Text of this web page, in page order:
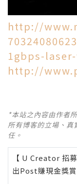
http://
1gbps-
http://
*本站之內容由作者
所有博客的立場、
任。
【 U Creator 招募
出Post賺現金獎